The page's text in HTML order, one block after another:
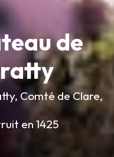
de
Comté de Clare,
en 1425